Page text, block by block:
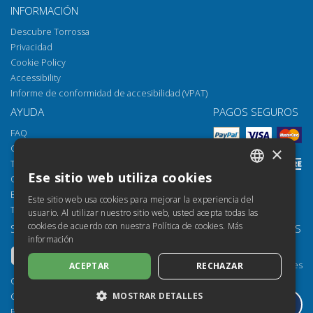
INFORMACIÓN
Descubre Torrossa
Privacidad
Cookie Policy
Accessibility
Informe de conformidad de accesibilidad (VPAT)
AYUDA
FAQ
Cómo abrir los archivos
Torrossa Reader
Opciones de acceso
Email: helpdesk@torrossa.com
Tel:
+39 055 5018800
PAGOS SEGUROS
SÍGUENOS
Copyright 2000-2026
Casalini Libri
NUESTROS RECURSOS
Torrossa para Instituciones
Torrossa Open
Library Services
ENGLISH
GERMAN
×
Ese sitio web utiliza cookies
Este sitio web usa cookies para mejorar la experiencia del
usuario. Al utilizar nuestro sitio web, usted acepta todas las
cookies de acuerdo con nuestra Política de cookies. Más
información
ACEPTAR RECHAZAR
MOSTRAR DETALLES